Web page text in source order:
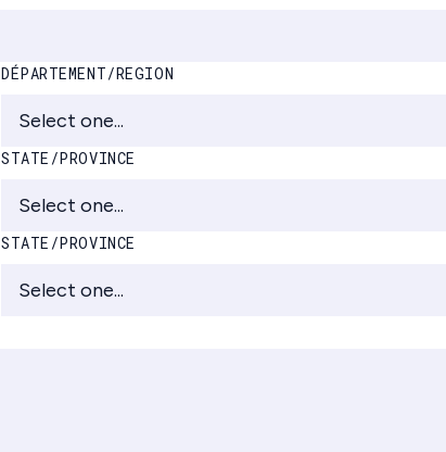
DÉPARTEMENT/REGION
STATE/PROVINCE
STATE/PROVINCE